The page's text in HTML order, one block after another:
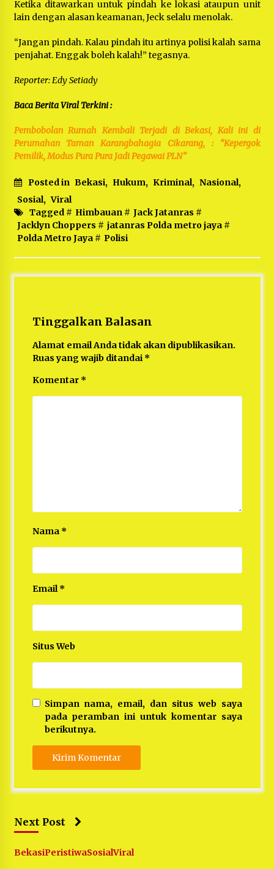
Ketika ditawarkan untuk pindah ke lokasi ataupun unit
lain dengan alasan keamanan, Jeck selalu menolak.
“Jangan pindah. Kalau pindah itu artinya polisi kalah sama
penjahat. Enggak boleh kalah!” tegasnya.
Reporter: Edy Setiady
Baca Berita Viral Terkini :
Pembobolan Rumah Kembali Terjadi di Bekasi, Kali ini di
Perumahan Taman Karangbahagia Cikarang, : “Kepergok
Pemilik, Modus Pura Pura Jadi Pegawai PLN”
Posted in Bekasi, Hukum, Kriminal, Nasional,
Sosial, Viral
Tagged # Himbauan# Jack Jatanras #
Jacklyn Choppers # jatanras Polda metro jaya#
Polda Metro Jaya# Polisi
Tinggalkan Balasan
Alamat email Anda tidak akan dipublikasikan.
Ruas yang wajib ditandai *
Komentar *
Nama *
Email*
Situs Web
Simpan nama, email, dan situs web saya
pada peramban ini untuk komentar saya
berikutnya.
Next Post
BekasiPeristiwaSosialViral